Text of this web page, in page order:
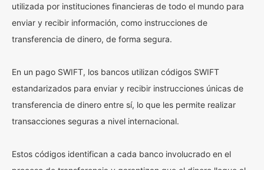
utilizada por instituciones financieras de todo el mundo para
enviar y recibir información, como instrucciones de
transferencia de dinero, de forma segura.
En un pago SWIFT, los bancos utilizan códigos SWIFT
estandarizados para enviar y recibir instrucciones únicas de
transferencia de dinero entre sí, lo que les permite realizar
transacciones seguras a nivel internacional.
Estos códigos identifican a cada banco involucrado en el